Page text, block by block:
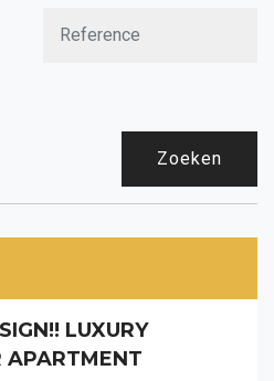
Zoeken
LUXURY
APARTMENT